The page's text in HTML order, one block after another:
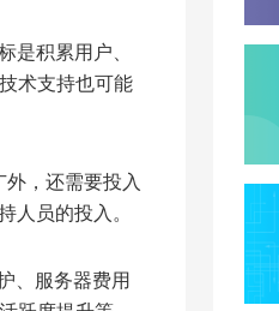
是积累用户、
术支持也可能
，还需要投入
员的投入。
、服务器费用